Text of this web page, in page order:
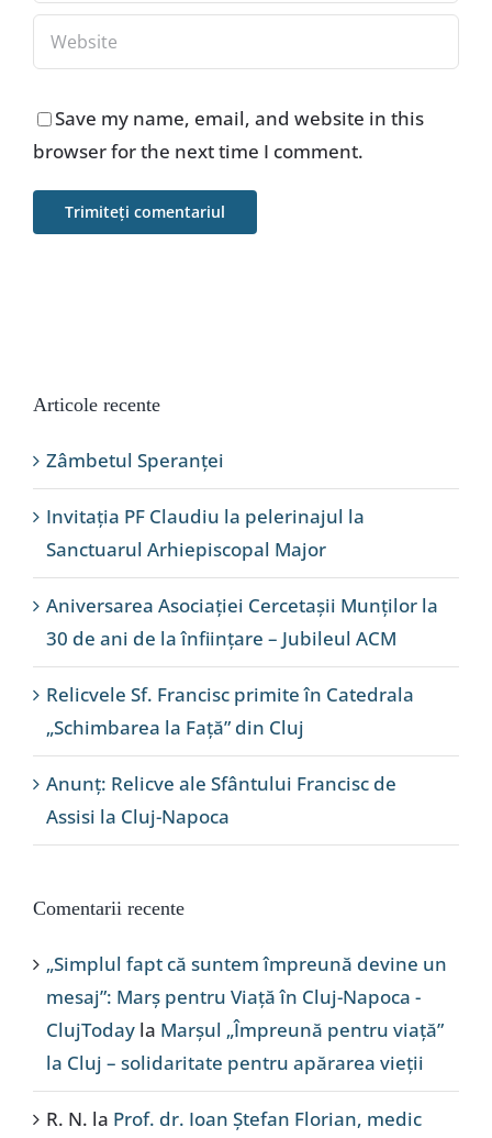
Save my name, email, and website in this
browser for the next time I comment.
Articole recente
Zâmbetul Speranței
Invitația PF Claudiu la pelerinajul la
Sanctuarul Arhiepiscopal Major
Aniversarea Asociației Cercetașii Munților la
30 de ani de la înființare – Jubileul ACM
Relicvele Sf. Francisc primite în Catedrala
„Schimbarea la Față” din Cluj
Anunț: Relicve ale Sfântului Francisc de
Assisi la Cluj-Napoca
Comentarii recente
„Simplul fapt că suntem împreună devine un
mesaj”: Marș pentru Viață în Cluj-Napoca -
ClujToday la Marșul „Împreună pentru viață”
la Cluj – solidaritate pentru apărarea vieții
R. N. la Prof. dr. Ioan Ștefan Florian, medic